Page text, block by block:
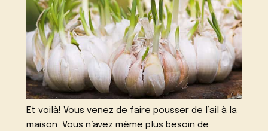
Et voilà! Vous venez de faire pousser de l’ail à la
maison Vous n’avez même plus besoin de